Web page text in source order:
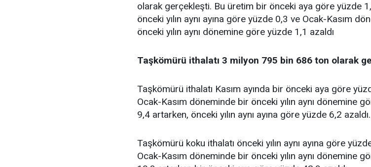
olarak gerçekleşti. Bu üretim bir önceki aya göre yüzde
önceki yılın aynı ayına göre yüzde 0,3 ve Ocak-Kasım
önceki yılın aynı dönemine göre yüzde 1,1 azaldı
Taşkömürü ithalatı 3 milyon 795 bin 686 ton olarak
Taşkömürü ithalatı Kasım ayında bir önceki aya göre
Ocak-Kasım döneminde bir önceki yılın aynı dönemine
9,4 artarken, önceki yılın aynı ayına göre yüzde 6,2 azaldı.
Taşkömürü koku ithalatı önceki yılın aynı ayına göre
Ocak-Kasım döneminde bir önceki yılın aynı dönemine